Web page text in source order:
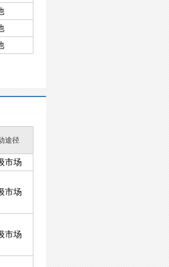
途径
市场
市场
市场